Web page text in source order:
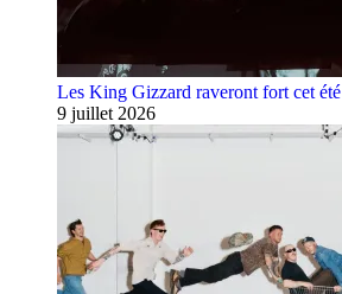
Les King Gizzard raveront fort cet été
9 juillet 2026